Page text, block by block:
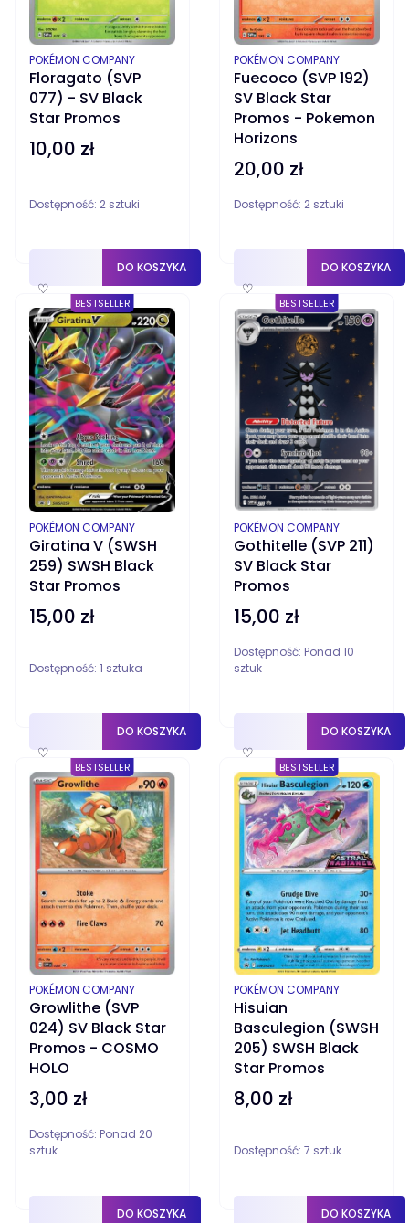
Floragato (SVP
077) - SV Black
Star Promos
PRODUCENT
POKÉMON COMPANY
Cena
10,00 zł
Dostępność: 2 sztuki
♡
DO KOSZYKA
Fuecoco (SVP 192)
SV Black Star
Promos - Pokemon
Horizons
PRODUCENT
POKÉMON COMPANY
Cena
20,00 zł
Dostępność: 2 sztuki
♡
DO KOSZYKA
BESTSELLER
Giratina V (SWSH
259) SWSH Black
Star Promos
PRODUCENT
POKÉMON COMPANY
Cena
15,00 zł
Dostępność: 1 sztuka
♡
DO KOSZYKA
BESTSELLER
Gothitelle (SVP 211)
SV Black Star
Promos
PRODUCENT
POKÉMON COMPANY
Cena
15,00 zł
Dostępność: Ponad 10
sztuk
♡
DO KOSZYKA
BESTSELLER
Growlithe (SVP
024) SV Black Star
Promos - COSMO
HOLO
PRODUCENT
POKÉMON COMPANY
Cena
3,00 zł
Dostępność: Ponad 20
sztuk
DO KOSZYKA
BESTSELLER
Hisuian
Basculegion (SWSH
205) SWSH Black
Star Promos
PRODUCENT
POKÉMON COMPANY
Cena
8,00 zł
Dostępność: 7 sztuk
DO KOSZYKA